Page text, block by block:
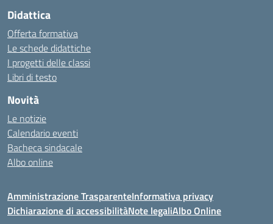
Didattica
Offerta formativa
Le schede didattiche
I progetti delle classi
Libri di testo
Novità
Le notizie
Calendario eventi
Bacheca sindacale
Albo online
Amministrazione TrasparenteInformativa privacy
Dichiarazione di accessibilitàNote legaliAlbo Online